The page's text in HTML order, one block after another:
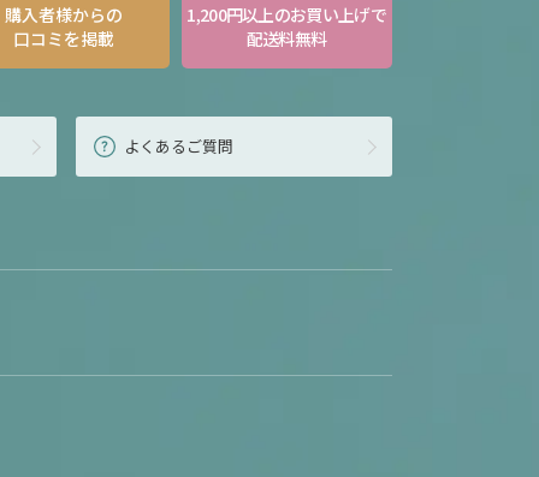
購入者様からの
口コミを掲載
1,200円以上のお買い上げで
配送料無料
よくあるご質問